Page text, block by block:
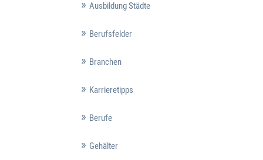
Ausbildung Städte
Berufsfelder
Branchen
Karrieretipps
Berufe
Gehälter